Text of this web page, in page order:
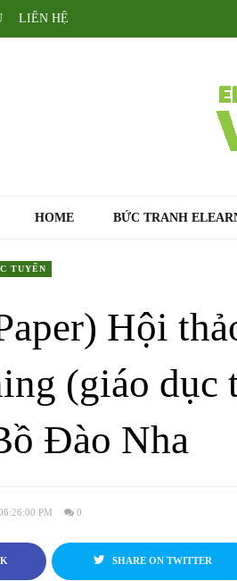
LIÊN HỆ
HOME BỨC TRANH
TUYẾN
Hội
(giáo dục
Đào Nha
PM 0
SHARE ON TWITTER